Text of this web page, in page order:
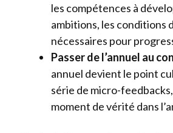
les compétences à
ambitions, les conditions
nécessaires pour
Passer de l’annuel au
annuel devient le point
série de micro-
moment de vérité dans